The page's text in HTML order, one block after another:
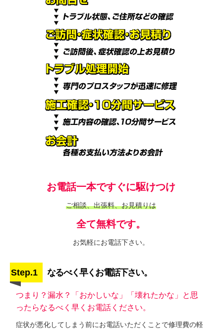
お電話一本ですぐに駆けつけ
ご相談、出張料、お見積りは
全て無料です。
お気軽にお電話下さい。
Step.1 なるべく早くお電話下さい。
つまり？漏水？「おかしいな」「壊れたかな」と思
ったらなるべく早くお電話ください。
症状が悪化してしまう前にお電話いただくことで修理費の軽